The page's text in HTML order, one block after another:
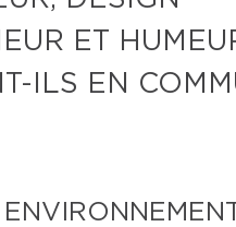
ET
ILS EN